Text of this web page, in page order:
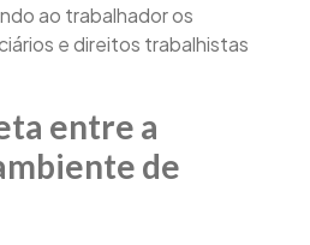
ao trabalhador os
e direitos trabalhistas
entre a
de